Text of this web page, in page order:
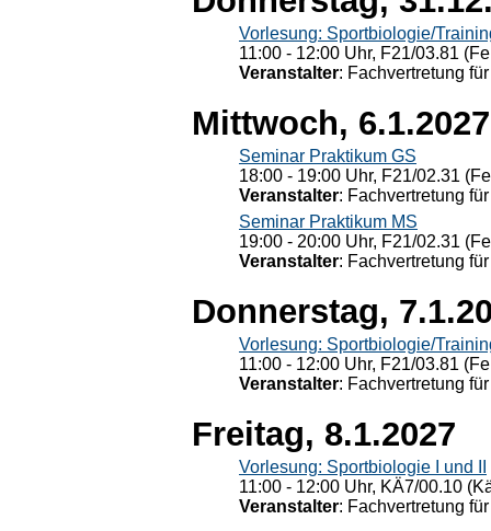
Vorlesung: Sportbiologie/
11:00 - 12:00 Uhr, F21/03.81
Veranstalter: Fachvertretung
Mittwoch, 6.1.2027
Seminar Praktikum GS
18:00 - 19:00 Uhr, F21/02.31
Veranstalter: Fachvertretung
Seminar Praktikum MS
19:00 - 20:00 Uhr, F21/02.31
Veranstalter: Fachvertretung
Donnerstag,
Vorlesung: Sportbiologie/
11:00 - 12:00 Uhr, F21/03.81
Veranstalter: Fachvertretung
Freitag, 8.1.2027
Vorlesung: Sportbiologie I und II
11:00 - 12:00 Uhr, KÄ7/00.10
Veranstalter: Fachvertretung